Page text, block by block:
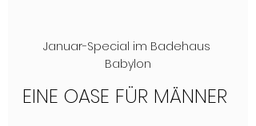
Januar-Special im Badehaus
Babylon
EINE OASE FÜR MÄNNER